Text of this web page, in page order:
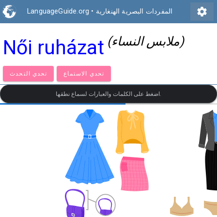
LanguageGuide.org • المفردات البصرية الهنغارية settings
Női ruházat (ملابس النساء)
تحدي التحدث تحدي الاستماع
اضغط على الكلمات والعبارات لسماع نطقها.